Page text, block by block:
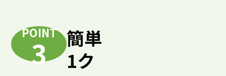
POINT
3
簡単
1ク